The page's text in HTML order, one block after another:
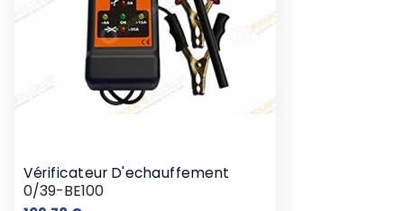
Vérificateur D'echauffement
0/39-BE100